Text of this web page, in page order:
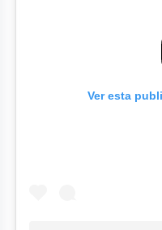
Ver esta